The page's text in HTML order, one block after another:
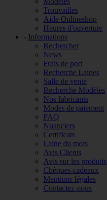
Trouvailles
Aide Onlineshop
Heures d'ouverture
- Informations
Rechercher
News
Frais de port
Recherche Laines
Salle de vente
Recherche Modèles
Nos fabricants
Modes de paiement
FAQ
Nuanciers
Certificats
Laine du mois
Avis Clients
Avis sur les produits
Chèques-cadeaux
Mentions légales
Contactez-nous